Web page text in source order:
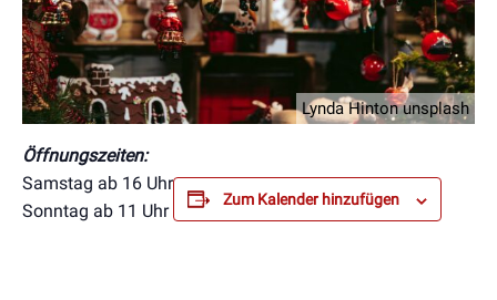
Lynda Hinton unsplash
Öffnungszeiten:
Samstag ab 16 Uhr
Sonntag ab 11 Uhr
Zum Kalender hinzufügen